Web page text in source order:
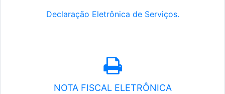
Declaração Eletrônica de Serviços.
NOTA FISCAL ELETRÔNICA